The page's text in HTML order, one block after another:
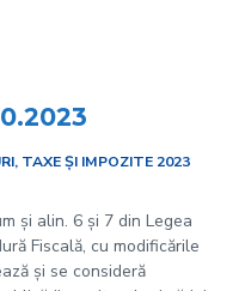
TAXE ȘI IMPOZITE 2023
și alin. 6 și 7 din Legea
Fiscală, cu modificările
și se consideră